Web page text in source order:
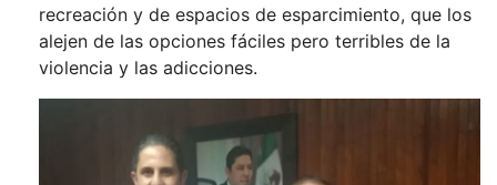
recreación y de espacios de esparcimiento, que los
alejen de las opciones fáciles pero terribles de la
violencia y las adicciones.